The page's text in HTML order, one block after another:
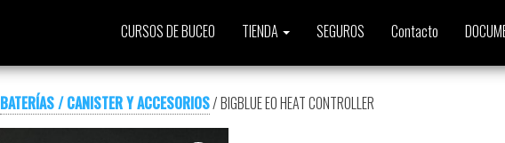
CURSOS DE BUCEO TIENDA SEGUROS Contacto
BATERÍAS / CANISTER Y ACCESORIOS/ BIGBLUE EO HEAT CONTROLLER